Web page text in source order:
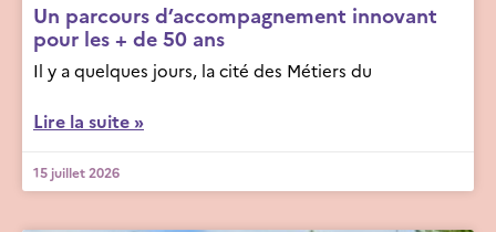
Un parcours d’accompagnement innovant
pour les + de 50 ans
Il y a quelques jours, la cité des Métiers du
Lire la suite »
15 juillet 2026